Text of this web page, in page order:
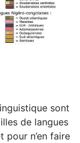
sont
de langues
pour n’en faire